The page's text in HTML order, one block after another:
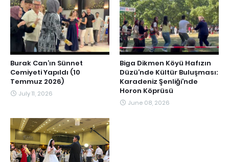
Burak Can’ın Sünnet
Cemiyeti Yapıldı (10
Temmuz 2026)
July 11, 2026
Biga Dikmen Köyü Hafızın
Düzü’nde Kültür Buluşması:
Karadeniz Şenliği’nde
Horon Köprüsü
June 08, 2026